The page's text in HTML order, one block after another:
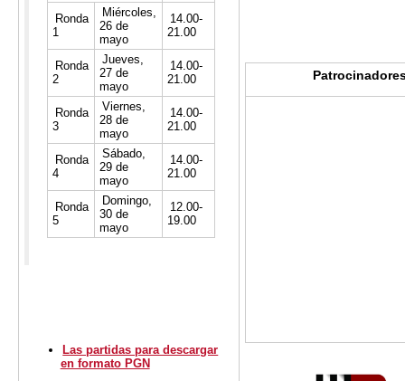
Ronda
1
Miércoles,
26 de
mayo
14.00-
21.00
Ronda
2
Jueves,
27 de
mayo
14.00-
21.00
Ronda
3
Viernes,
28 de
mayo
14.00-
21.00
Ronda
4
Sábado,
29 de
mayo
14.00-
21.00
Ronda
5
Domingo,
30 de
mayo
12.00-
19.00
Las partidas para descargar
en formato PGN